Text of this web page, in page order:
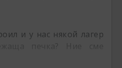
и у нас някой лагер
печка? Ние сме